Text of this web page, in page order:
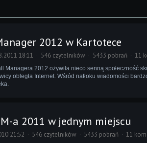
2012 w Kartotece
18:11 546 czytelników 5433 pobrań 11
Managera 2012 ożywiła nieco senną społeczność
obległa Internet. Wśród natłoku wiadomości
a 2011 w jednym miejscu
21:52 546 czytelników 5433 pobrań 11